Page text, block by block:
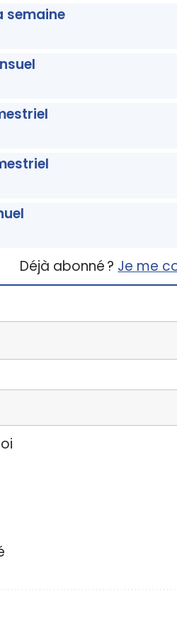
semaine
Déjà abonné ? Je me